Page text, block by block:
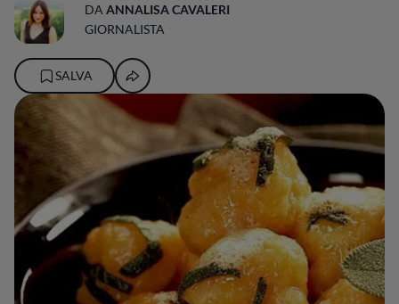
DA ANNALISA CAVALERI
GIORNALISTA
SALVA